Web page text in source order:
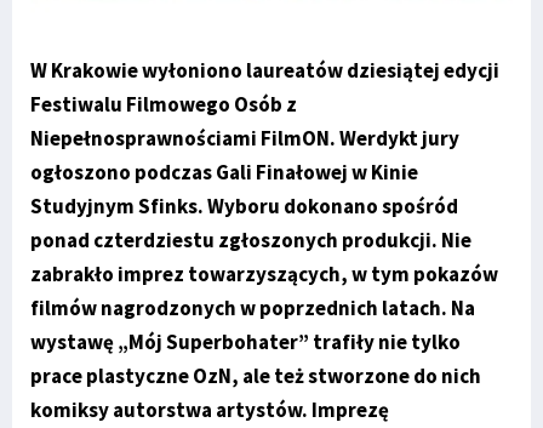
W Krakowie wyłoniono laureatów dziesiątej edycji
Festiwalu Filmowego Osób z
Niepełnosprawnościami FilmON. Werdykt jury
ogłoszono podczas Gali Finałowej w Kinie
Studyjnym Sfinks. Wyboru dokonano spośród
ponad czterdziestu zgłoszonych produkcji. Nie
zabrakło imprez towarzyszących, w tym pokazów
filmów nagrodzonych w poprzednich latach. Na
wystawę „Mój Superbohater” trafiły nie tylko
prace plastyczne OzN, ale też stworzone do nich
komiksy autorstwa artystów. Imprezę